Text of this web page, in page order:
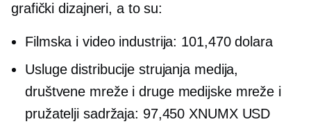
grafički dizajneri, a to su:
Filmska i video industrija: 101,470 dolara
Usluge distribucije strujanja medija,
društvene mreže i druge medijske mreže i
pružatelji sadržaja: 97,450 XNUMX USD